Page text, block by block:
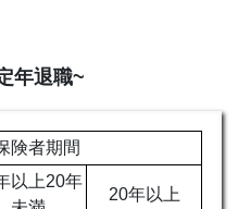
年退職~
険者期間
以上20年
20年以上